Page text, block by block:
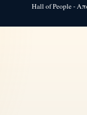
Hall of People -